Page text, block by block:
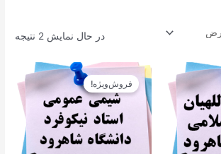
در حال نمایش 2 نتیجه
قیمت
11.610تومان
است.
فروش‌ویژه!
قیمت
اصلی
بود.
قیمت
11.610تومان
است.